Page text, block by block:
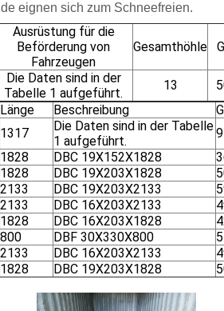
eignen sich zum Schneefreien.
Ausrüstung für die
Beförderung von
Fahrzeugen
Gesamthöhle
Die Daten sind in der
Tabelle 1 aufgeführt.
13
Länge Beschreibung
1317
Die Daten sind in der Tabelle
1 aufgeführt.
1828 DBC 19X152X1828
1828 DBC 19X203X1828
2133 DBC 19X203X2133
2133 DBC 16X203X2133
1828 DBC 16X203X1828
800 DBF 30X330X800
2133 DBC 16X203X2133
1828 DBC 19X203X1828